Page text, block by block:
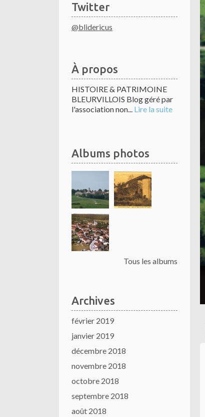
Twitter
@blidericus
À propos
HISTOIRE & PATRIMOINE
BLEURVILLOIS Blog géré par
l'association non... Lire la suite
Albums photos
Tous les albums
Archives
février 2019
janvier 2019
décembre 2018
novembre 2018
octobre 2018
septembre 2018
août 2018